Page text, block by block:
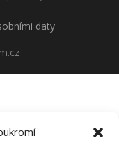
daty